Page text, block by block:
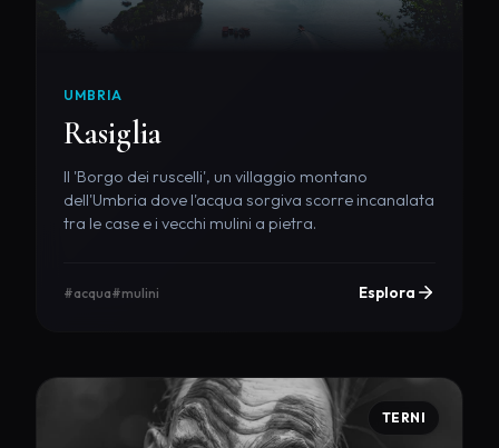
UMBRIA
Rasiglia
Il 'Borgo dei ruscelli', un villaggio montano
dell'Umbria dove l'acqua sorgiva scorre incanalata
tra le case e i vecchi mulini a pietra.
#acqua#mulini Esplora
TERNI